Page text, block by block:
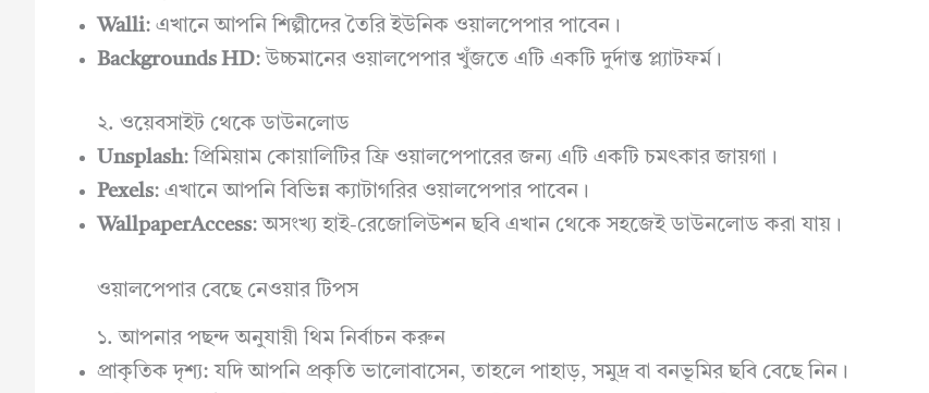
Walli: এখানে আপনি শিল্পীদের তৈরি ইউনিক ওয়ালপেপার পাবেন।
Backgrounds HD: উচ্চমানের ওয়ালপেপার খুঁজতে এটি একটি দুর্দান্ত প্ল্যাটফর্ম।
২. ওয়েবসাইট থেকে ডাউনলোড
Unsplash: প্রিমিয়াম কোয়ালিটির ফ্রি ওয়ালপেপারের জন্য এটি একটি চমৎকার জায়গা।
Pexels: এখানে আপনি বিভিন্ন ক্যাটাগরির ওয়ালপেপার পাবেন।
WallpaperAccess: অসংখ্য হাই-রেজোলিউশন ছবি এখান থেকে সহজেই ডাউনলোড করা যায়।
ওয়ালপেপার বেছে নেওয়ার টিপস
১. আপনার পছন্দ অনুযায়ী থিম নির্বাচন করুন
প্রাকৃতিক দৃশ্য: যদি আপনি প্রকৃতি ভালোবাসেন, তাহলে পাহাড়, সমুদ্র বা বনভূমির ছবি বেছে নিন।